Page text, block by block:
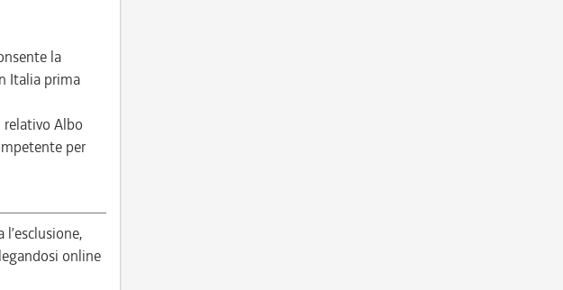
la
Italia prima
relativo Albo
per
online